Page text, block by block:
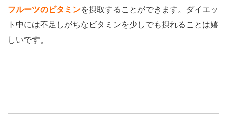
フルーツのビタミンを摂取することができます。ダイエッ
ト中には不足しがちなビタミンを少しでも摂れることは嬉
しいです。